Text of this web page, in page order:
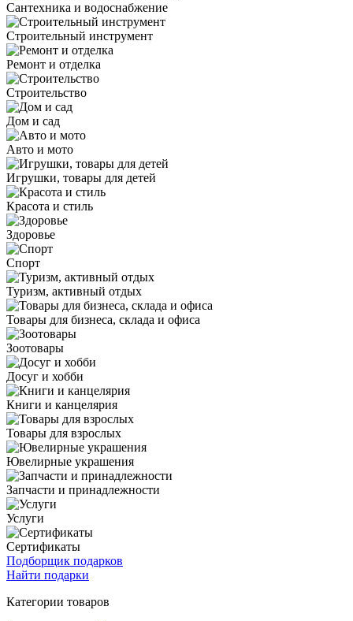
Сантехника и водоснабжение
Строительный инструмент
Ремонт и отделка
Строительство
Дом и сад
Авто и мото
Игрушки, товары для детей
Красота и стиль
Здоровье
Спорт
Туризм, активный отдых
Товары для бизнеса, склада и офиса
Зоотовары
Досуг и хобби
Книги и канцелярия
Товары для взрослых
Ювелирные украшения
Запчасти и принадлежности
Услуги
Сертификаты
Подборщик подарков
Найти подарки
Категории товаров